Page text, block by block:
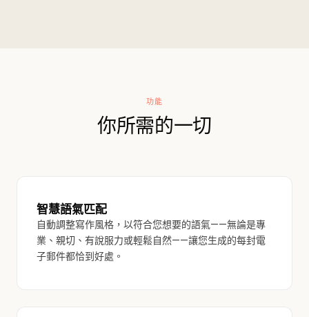
功能
你所需的一切
智慧語氣匹配
自動調整寫作風格，以符合您想要的語氣——無論是專
業、親切、有說服力或輕鬆自然——讓您生成的每封電
子郵件都恰到好處。